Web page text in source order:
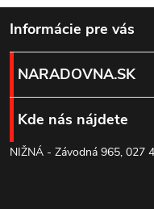
Z
á
p
ä
Informácie pre vás
NARADOVNA.SK
Kde nás nájdete
NIŽNÁ - Závodná 965, 027